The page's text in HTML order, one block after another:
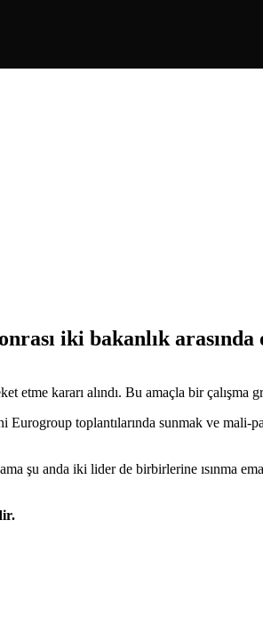
iki bakanlık
etme kararı alındı. Bu amaçla bir çalışma
Eurogroup toplantılarında sunmak ve
şu anda iki lider de birbirlerine ısınma